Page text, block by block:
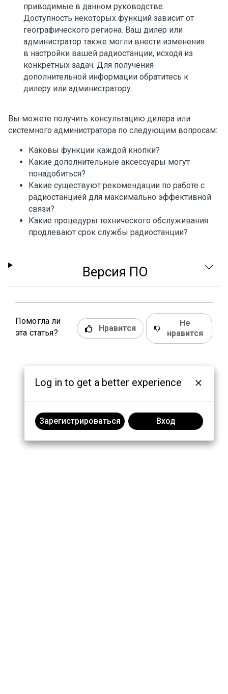
приводимые в данном руководстве.
Доступность некоторых функций зависит от
географического региона. Ваш дилер или
администратор также могли внести изменения
в настройки вашей радиостанции, исходя из
конкретных задач. Для получения
дополнительной информации обратитесь к
дилеру или администратору.
Вы можете получить консультацию дилера или
системного администратора по следующим вопросам:
Каковы функции каждой кнопки?
Какие дополнительные аксессуары могут
понадобиться?
Какие существуют рекомендации по работе с
радиостанцией для максимально эффективной
связи?
Какие процедуры технического обслуживания
продлевают срок службы радиостанции?
Версия ПО
Помогла ли
эта статья?
Нравится
Не
нравится
Log in to get a better experience
Зарегистрироваться Вход